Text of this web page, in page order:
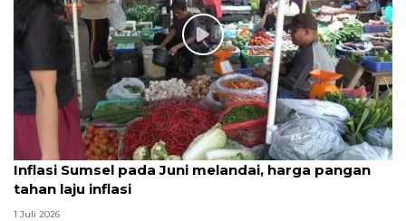
Inflasi Sumsel pada Juni melandai, harga pangan
tahan laju inflasi
1 Juli 2026